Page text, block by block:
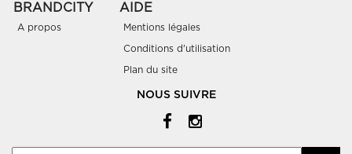
BRANDCITY
A propos
AIDE
Mentions légales
Conditions d'utilisation
Plan du site
NOUS SUIVRE